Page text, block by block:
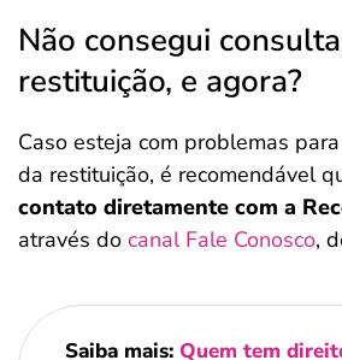
Não consegui
restituição, e agora?
Caso esteja com problemas
da restituição, é recomendável
contato diretamente com a
através do canal Fale Conosco,
Saiba mais: Quem tem